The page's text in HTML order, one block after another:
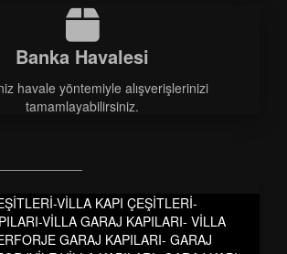
Banka Havalesi
havale yöntemiyle alışverişlerinizi
tamamlayabilirsiniz.
VİLLA KAPI ÇEŞİTLERİ-
VİLLA GARAJ KAPILARI- VİLLA
GARAJ KAPILARI- GARAJ